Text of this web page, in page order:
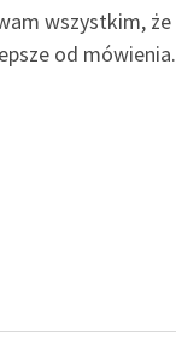
wszystkim, że
od mówienia.